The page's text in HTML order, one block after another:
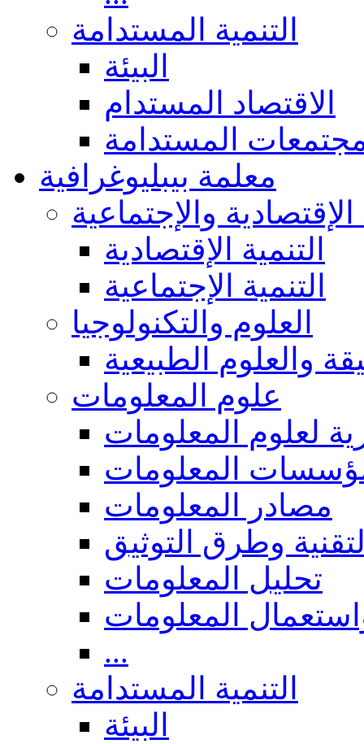
التنمية المستدامة
البيئة
الاقتصاد المستدام
المستدامة
معلمة بيبليوغرافية
الإقتصادية والإجتماعية
التنمية الإقتصادية
التنمية الإجتماعية
العلوم والتكنولوجيا
والعلوم الطبيعية
علوم المعلومات
لعلوم المعلومات
المعلومات
مصادر المعلومات
وطرق التوثيق
تحليل المعلومات
المعلومات
...
التنمية المستدامة
البيئة